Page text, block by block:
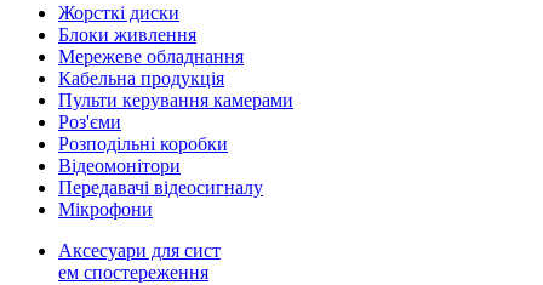
Жорсткі диски
Блоки живлення
Мережеве обладнання
Кабельна продукція
Пульти керування камерами
Роз'єми
Розподільні коробки
Відеомонітори
Передавачі відеосигналу
Мікрофони
Аксесуари для сист
ем спостереження